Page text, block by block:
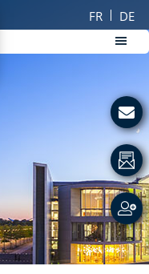
FR DE